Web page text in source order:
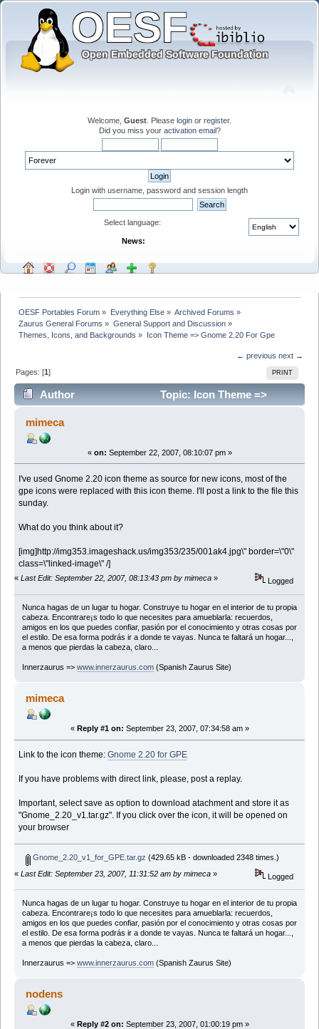
Welcome, Guest . Please login or register.
Did you miss your activation email?
Login with username, password and session length
Select language:
News:
OESF Portables Forum » Everything Else» Archived Forums »
Zaurus General Forums » General Support and Discussion»
Themes, Icons, and Backgrounds » Icon Theme => Gnome 2.20 For Gpe
← previous next →
PRINT
Pages: [1]
Author
Topic: Icon Theme =>
Gnome 2.20 For Gpe (Read 20783 times)
mimeca
« on: September 22, 2007, 08:10:07 pm »
I've used Gnome 2.20 icon theme as source for new icons, most of the
gpe icons were replaced with this icon theme. I'll post a link to the file this
sunday.
What do you think about it?
[img]http://img353.imageshack.us/img353/235/001ak4.jpg\" border=\"0\"
class=\"linked-image\" /]
« Last Edit: September 22, 2007, 08:13:43 pm by mimeca » Logged
Nunca hagas de un lugar tu hogar. Construye tu hogar en el interior de tu propia
cabeza. Encontrare¡s todo lo que necesites para amueblarla: recuerdos,
amigos en los que puedes confiar, pasión por el conocimiento y otras cosas por
el estilo. De esa forma podrás ir a donde te vayas. Nunca te faltará un hogar...,
a menos que pierdas la cabeza, claro...
Innerzaurus => www.innerzaurus.com(Spanish Zaurus Site)
mimeca
« Reply #1 on: September 23, 2007, 07:34:58 am »
Link to the icon theme:Gnome 2.20 for GPE
If you have problems with direct link, please, post a replay.
Important, select save as option to download atachment and store it as
"Gnome_2.20_v1.tar.gz". If you click over the icon, it will be opened on
your browser
Gnome_2.20_v1_for_GPE.tar.gz (429.65 kB - downloaded 2348 times.)
« Last Edit: September 23, 2007, 11:31:52 am by mimeca » Logged
Nunca hagas de un lugar tu hogar. Construye tu hogar en el interior de tu propia
cabeza. Encontrare¡s todo lo que necesites para amueblarla: recuerdos,
amigos en los que puedes confiar, pasión por el conocimiento y otras cosas por
el estilo. De esa forma podrás ir a donde te vayas. Nunca te faltará un hogar...,
a menos que pierdas la cabeza, claro...
Innerzaurus => www.innerzaurus.com(Spanish Zaurus Site)
nodens
« Reply #2 on: September 23, 2007, 01:00:19 pm »